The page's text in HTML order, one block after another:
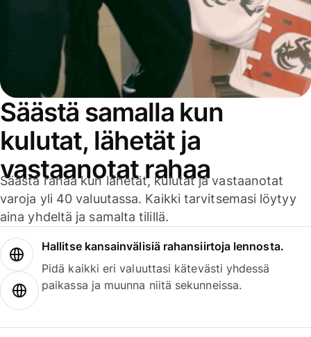
Säästä samalla kun
kulutat, lähetät ja
vastaanotat rahaa
Säästä rahaa kun lähetät, kulutat ja vastaanotat
varoja yli 40 valuutassa. Kaikki tarvitsemasi löytyy
aina yhdeltä ja samalta tilillä.
Hallitse kansainvälisiä rahansiirtoja lennosta.
Pidä kaikki eri valuuttasi kätevästi yhdessä
paikassa ja muunna niitä sekunneissa.